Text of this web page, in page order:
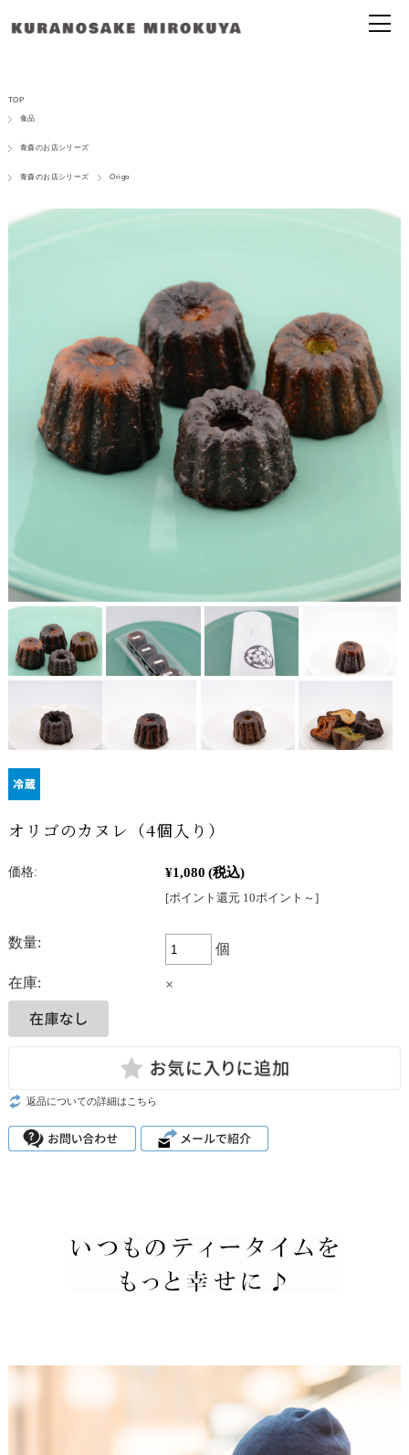
TOP
食品
青森のお店シリーズ
青森のお店シリーズ Origo
オリゴのカヌレ（4個入り）
価格: ¥1,080 (税込)
[ポイント還元 10ポイント～]
数量: 個
在庫: ×
返品についての詳細はこちら